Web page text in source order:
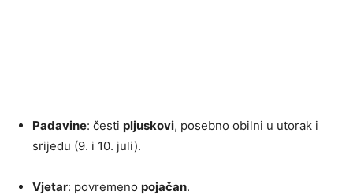
Padavine: česti pljuskovi, posebno obilni u utorak i
srijedu (9. i 10. juli).
Vjetar: povremeno pojačan.